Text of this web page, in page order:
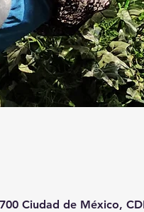
Ciudad de México,